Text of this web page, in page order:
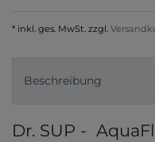
* inkl. ges. MwSt. zzgl.
Beschreibung
Dr. SUP -